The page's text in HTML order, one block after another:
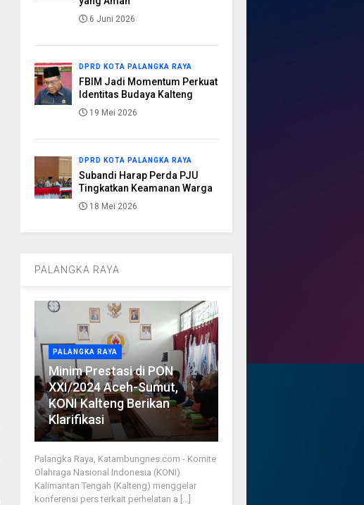
6 Juni 2026
DPRD KOTA PALANGKA RAYA
FBIM Jadi Momentum Perkuat
Identitas Budaya Kalteng
19 Mei 2026
DPRD KOTA PALANGKA RAYA
Subandi Harap Perda PJU
Tingkatkan Keamanan Warga
18 Mei 2026
PALANGKA RAYA
PALANGKA RAYA
Minim Prestasi di PON
XXI/2024 Aceh-Sumut,
KONI Kalteng Berikan
Klarifikasi
Palangka Raya, Katambungnes.com - Komite
Olahraga Nasional Indonesia (KONI)
Kalimantan Tengah (Kalteng) menggelar
konferensi pers terkait perhelatan a [...]